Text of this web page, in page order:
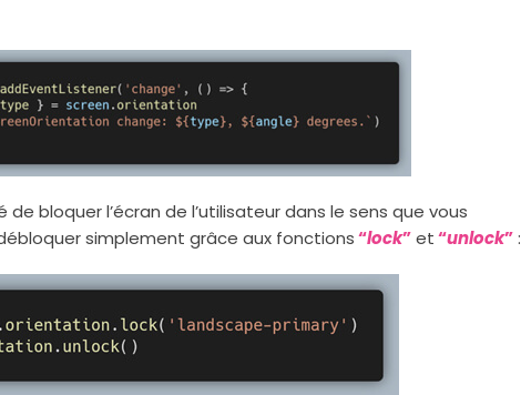
bloquer l’écran de l’utilisateur dans le sens que vous
simplement grâce aux fonctions“lock”et“unlock”: